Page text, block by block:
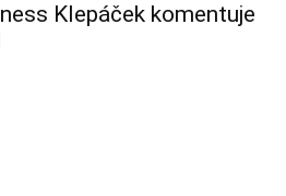
Klepáček komentuje